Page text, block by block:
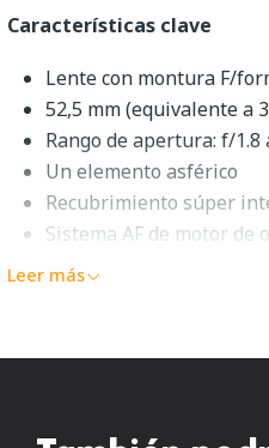
Características clave
Lente con montura F/
52,5 mm (equivalente a
Rango de apertura: f/1.8
Un elemento asférico
Recubrimiento súper
Sistema AF de motor de
Diafragma redondeado
f/1.8G Resumen
DX NIKKOR 35mm f/1.8Gde
Leer más